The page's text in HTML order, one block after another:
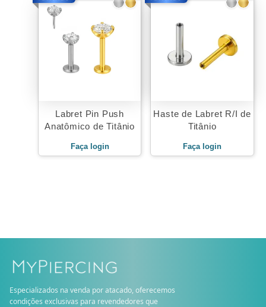
Labret Pin Push
Anatômico de Titânio
Faça login
Haste de Labret R/I de
Titânio
Faça login
Especializados na venda por atacado, oferecemos
condições exclusivas para revendedores que